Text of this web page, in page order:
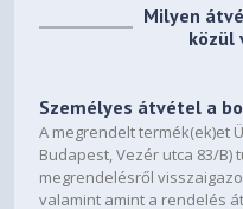
Milyen
közül
Személyes átvétel a
A megrendelt termék(ek)et
Budapest, Vezér utca 83/B)
megrendelésről
valamint amint a rendelés